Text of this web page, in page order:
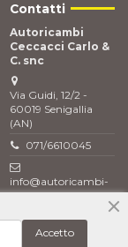
Contatti
Autoricambi
Ceccacci Carlo &
C. snc
Via Guidi, 12/2 -
60019 Senigallia
(AN)
071/6610045
info@autoricambi-
ceccacci.it
Accetto